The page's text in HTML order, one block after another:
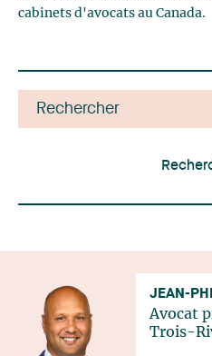
cabinets d'avocats au Canada.
JEAN-
Avocat
Trois-